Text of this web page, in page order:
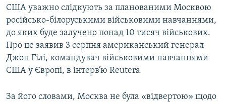
Усі сайти RFE/RL
США уважно слідкують за планованими Москвою
російсько-білоруськими військовими навчаннями,
до яких буде залучено понад 10 тисяч військових.
Про це заявив 3 серпня американський генерал
Джон Гілі, командувач військовими навчаннями
США у Європі, в інтерв’ю Reuters.
За його словами, Москва не була «відвертою» щодо